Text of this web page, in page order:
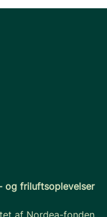
og friluftsoplevelser
af Nordea-fonden